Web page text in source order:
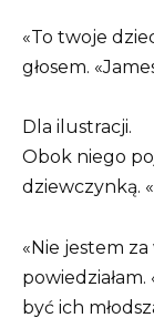
«To twoje
głosem.
Dla ilustracji.
Obok niego
dziewczynką.
«Nie jestem
być ich